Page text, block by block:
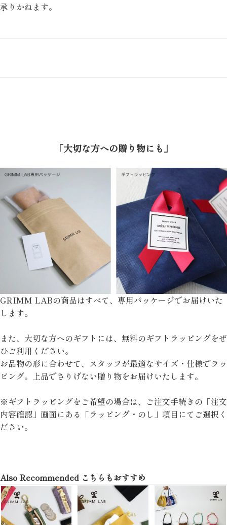
承りかねます。
「大切な方への贈り物にも」
GRIMM LABの商品はすべて、専用パッケージでお届けいた
します。
また、大切な方へのギフトには、無料のギフトラッピングをぜ
ひご利用ください。
お品物の形に合わせて、スタッフが最適なサイズ・仕様でラッ
ピング。上品でさりげない贈り物をお届けいたします。
※ギフトラッピングをご希望の場合は、ご注文手続きの「注文
内容確認」画面にある「ラッピング・のし」項目にてご選択く
ださい。
Also Recommended こちらもおすすめ